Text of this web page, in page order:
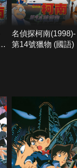
名偵探柯南(1998)-
第14號獵物 (國語)